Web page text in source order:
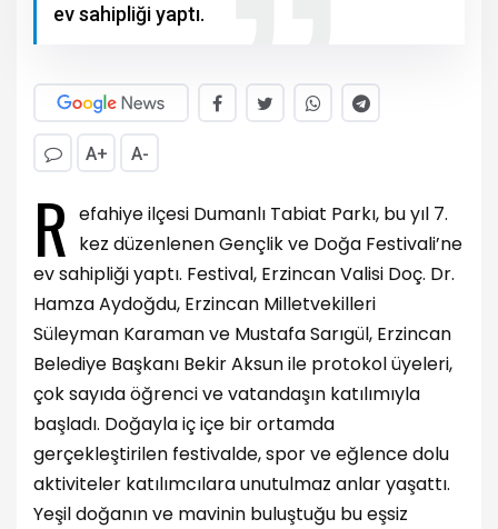
ev sahipliği yaptı.
A+ A-
R efahiye ilçesi Dumanlı Tabiat Parkı, bu yıl 7.
kez düzenlenen Gençlik ve Doğa Festivali’ne
ev sahipliği yaptı. Festival, Erzincan Valisi Doç. Dr.
Hamza Aydoğdu, Erzincan Milletvekilleri
Süleyman Karaman ve Mustafa Sarıgül, Erzincan
Belediye Başkanı Bekir Aksun ile protokol üyeleri,
çok sayıda öğrenci ve vatandaşın katılımıyla
başladı. Doğayla iç içe bir ortamda
gerçekleştirilen festivalde, spor ve eğlence dolu
aktiviteler katılımcılara unutulmaz anlar yaşattı.
Yeşil doğanın ve mavinin buluştuğu bu eşsiz